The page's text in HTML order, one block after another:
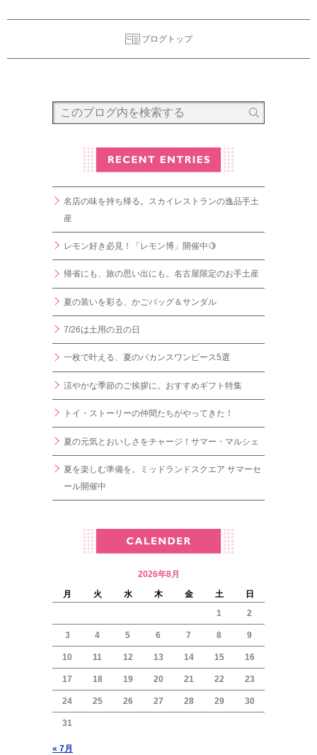
ブログトップ
名店の味を持ち帰る。スカイレストランの逸品手土
産
レモン好き必見！「レモン博」開催中🍋
帰省にも、旅の思い出にも。名古屋限定のお手土産
夏の装いを彩る、かごバッグ＆サンダル
7/26は土用の丑の日
一枚で叶える、夏のバカンスワンピース5選
涼やかな季節のご挨拶に。おすすめギフト特集
トイ・ストーリーの仲間たちがやってきた！
夏の元気とおいしさをチャージ！サマー・マルシェ
夏を楽しむ準備を。ミッドランドスクエア サマーセ
ール開催中
2026年8月
月
火 水 木 金 土
日
1
2
3 4 5 6 7 8 9
10 11 12 13 14 15 16
17 18 19 20 21 22 23
24 25 26 27 28 29 30
31
« 7月